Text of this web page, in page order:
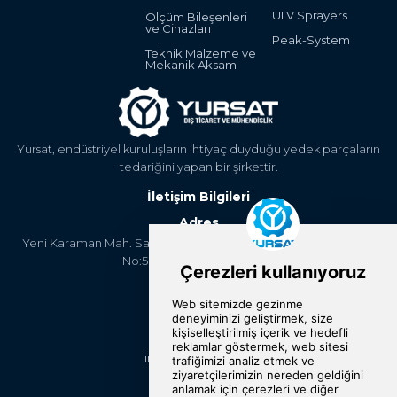
Yursat, endüstriyel kuruluşların ihtiyaç duyduğu yedek parçaların
tedariğini yapan bir şirkettir.
Ölçüm Bileşenleri
ve Cihazları
Teknik Malzeme ve
Mekanik Aksam
ULV Sprayers
Peak-System
İletişim Bilgileri
Adres
Yeni Karaman Mah. Sanayi Cad. 4. Kantar Sok. Asya Plaza Kat:5
No:505 Osmangazi/BURSA
+90 224 2400304
E-Posta
info@yursat.com.tr
Bizi Takip Edin